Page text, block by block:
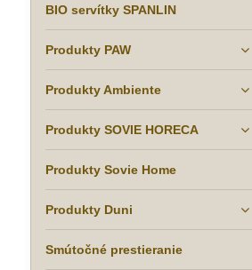
BIO servítky SPANLIN
Produkty PAW
Produkty Ambiente
Produkty SOVIE HORECA
Produkty Sovie Home
Produkty Duni
Smútočné prestieranie